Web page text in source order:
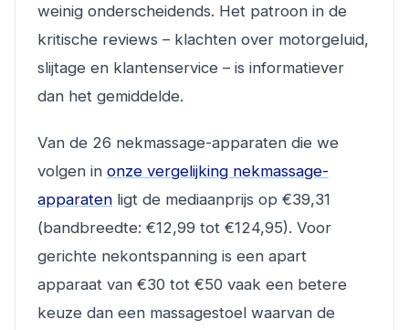
weinig onderscheidends. Het patroon in de
kritische reviews – klachten over motorgeluid,
slijtage en klantenservice – is informatiever
dan het gemiddelde.
Van de 26 nekmassage-apparaten die we
volgen in onze vergelijking nekmassage-
apparaten ligt de mediaanprijs op €39,31
(bandbreedte: €12,99 tot €124,95). Voor
gerichte nekontspanning is een apart
apparaat van €30 tot €50 vaak een betere
keuze dan een massagestoel waarvan de